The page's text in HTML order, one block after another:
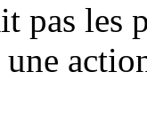
pas les
une